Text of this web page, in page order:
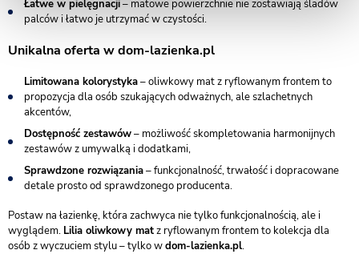
Łatwe w pielęgnacji– matowe powierzchnie nie zostawiają śladów
palców i łatwo je utrzymać w czystości.
Unikalna oferta w dom-lazienka.pl
Limitowana kolorystyka– oliwkowy mat z ryflowanym frontem to
propozycja dla osób szukających odważnych, ale szlachetnych
akcentów,
Dostępność zestawów– możliwość skompletowania harmonijnych
zestawów z umywalką i dodatkami,
Sprawdzone rozwiązania– funkcjonalność, trwałość i dopracowane
detale prosto od sprawdzonego producenta.
Postaw na łazienkę, która zachwyca nie tylko funkcjonalnością, ale i
wyglądem. Lilia oliwkowy matz ryflowanym frontem to kolekcja dla
osób z wyczuciem stylu – tylko wdom-lazienka.pl.